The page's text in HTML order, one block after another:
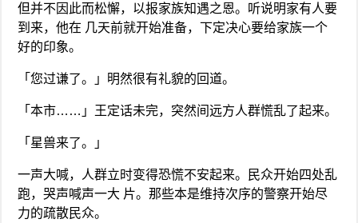
但并不因此而松懈，以报家族知遇之恩。听说明家有人要
到来，他在 几天前就开始准备，下定决心要给家族一个
好的印象。
「您过谦了。」明然很有礼貌的回道。
「本市……」王定话未完，突然间远方人群慌乱了起来。
「星兽来了。」
一声大喊，人群立时变得恐慌不安起来。民众开始四处乱
跑，哭声喊声一大 片。那些本是维持次序的警察开始尽
力的疏散民众。